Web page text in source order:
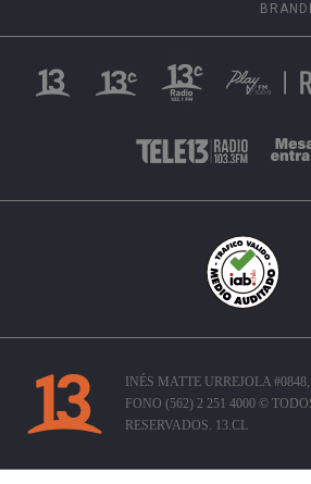
INÉS MATTE URREJOLA
FONO (562) 2 251 4000 ©
RESERVADOS. 13.CL